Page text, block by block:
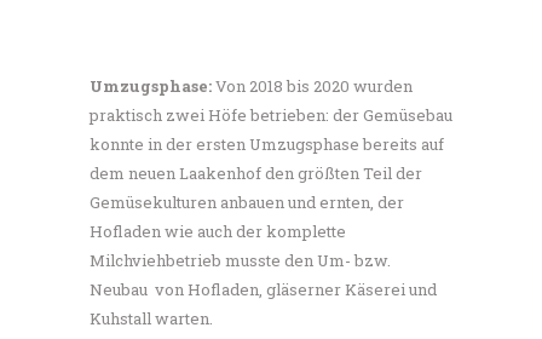
Umzugsphase:Von 2018 bis 2020 wurden
praktisch zwei Höfe betrieben: der Gemüsebau
konnte in der ersten Umzugsphase bereits auf
dem neuen Laakenhof den größten Teil der
Gemüsekulturen anbauen und ernten, der
Hofladen wie auch der komplette
Milchviehbetrieb musste den Um- bzw.
Neubau von Hofladen, gläserner Käserei und
Kuhstall warten.